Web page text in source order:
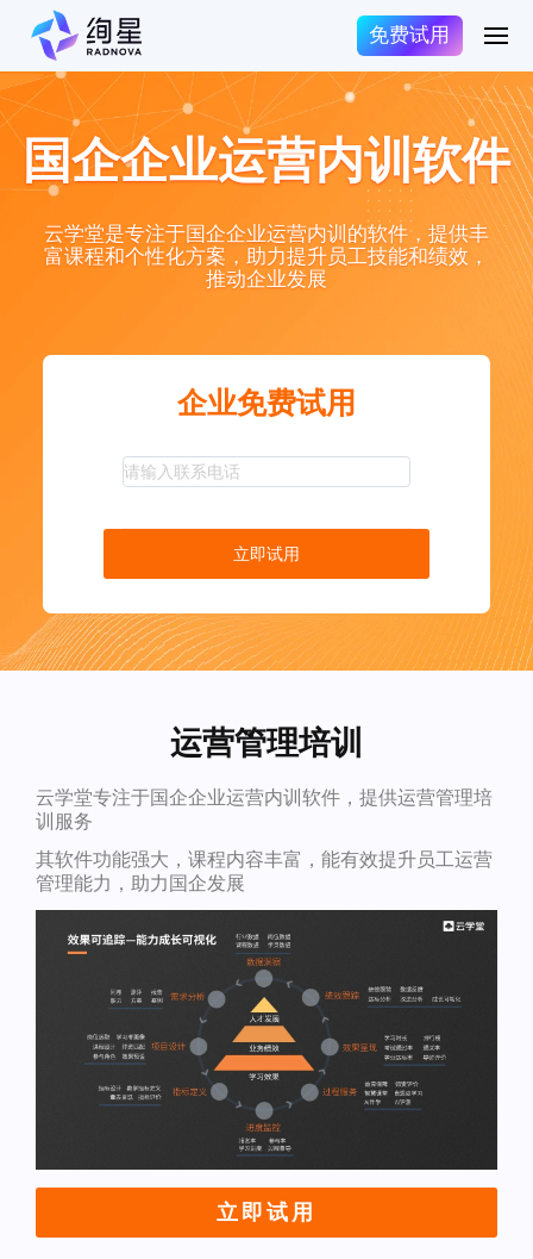
免费试用
国企企业运营内训软件
云学堂是专注于国企企业运营内训的软件，提供丰
富课程和个性化方案，助力提升员工技能和绩效，
推动企业发展
企业免费试用
立即试用
运营管理培训
云学堂专注于国企企业运营内训软件，提供运营管理培
训服务
其软件功能强大，课程内容丰富，能有效提升员工运营
管理能力，助力国企发展
立即试用